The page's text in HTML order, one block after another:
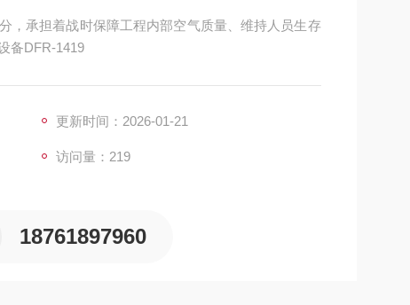
，承担着战时保障工程内部空气质量、维持人员生存
备DFR-1419
更新时间：2026-01-21
访问量：219
18761897960